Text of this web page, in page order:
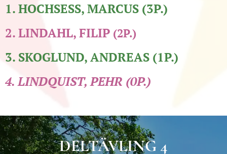
1. HOCHSESS, MARCUS (3P.)
2. LINDAHL, FILIP (2P.)
3. SKOGLUND, ANDREAS (1P.)
4. LINDQUIST, PEHR (0P.)
DELTÄVLING 4